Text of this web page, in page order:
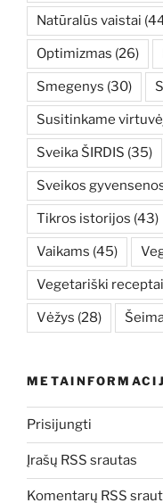
Natūralūs vaistai
Optimizmas (26)
Smegenys (30)
Susitinkame
Sveika ŠIRDIS (35)
Sveikos
Tikros istorijos (43)
Vaikams (45)
Vegetariški receptai
Vėžys (28)
Prisijungti
Įrašų RSS srautas
Komentarų RSS